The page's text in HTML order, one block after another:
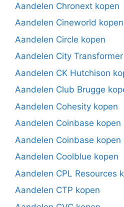
Aandelen Chronext kopen
Aandelen Cineworld kopen
Aandelen Circle kopen
Aandelen City
Aandelen CK Hutchison
Aandelen Club Brugge
Aandelen Cohesity kopen
Aandelen Coinbase kopen
Aandelen Coinbase kopen
Aandelen Coolblue kopen
Aandelen CPL Resources
Aandelen CTP kopen